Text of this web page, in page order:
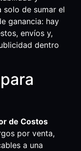
de sumar el
ganancia: hay
envíos y,
dentro
de Costos
por venta,
a una